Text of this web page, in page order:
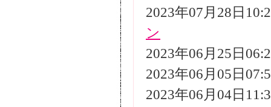
2023年07月28日
ン
2023年06月25日
2023年06月05日
2023年06月04日